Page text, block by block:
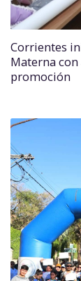
Corrientes
Materna
promoción